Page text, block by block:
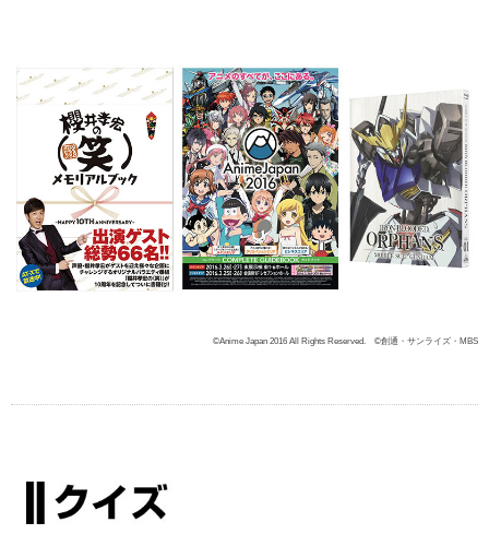
©Anime Japan 2016 All Rights Reserved. ©創通・サンライズ・MBS